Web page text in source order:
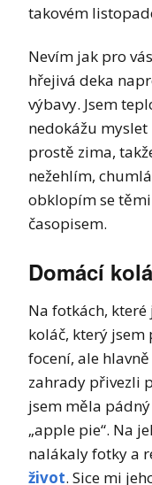
takovém
Nevím jak pro
hřejivá deka
výbavy. Jsem
nedokážu myslet
prostě zima,
nežehlím,
obklopím se
časopisem.
Domácí
Na fotkách,
koláč, který jsem
focení, ale
zahrady přivezli
jsem měla
„apple pie“. Na
nalákaly fotky a
život. Sice mi